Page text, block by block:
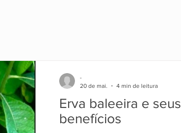
Erva baleeira e seus
benefícios
-
20 de mai.
4 min de leitura